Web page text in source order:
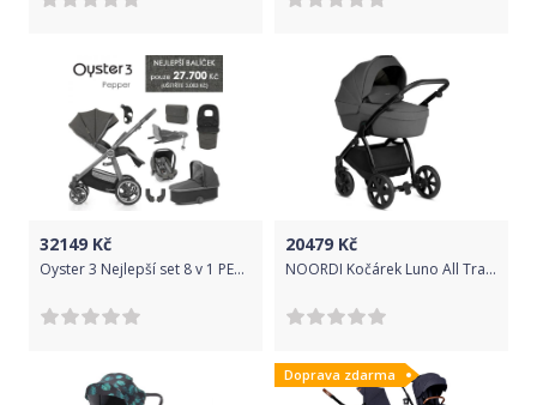
32149 Kč
Oyster 3 Nejlepší set 8 v 1 PEPPER (CITY GREY rám) kočár + hl.korba + autosedačka + adaptéry + fusak + taška + isofix báze + držák na nápoje
20479 Kč
NOORDI Kočárek Luno All Trails 2022 2v1 Midnight
Doprava zdarma